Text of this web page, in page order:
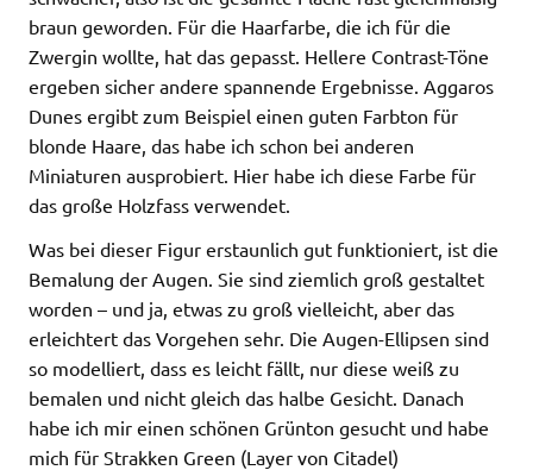
braun geworden. Für die Haarfarbe, die ich für die
Zwergin wollte, hat das gepasst. Hellere Contrast-Töne
ergeben sicher andere spannende Ergebnisse. Aggaros
Dunes ergibt zum Beispiel einen guten Farbton für
blonde Haare, das habe ich schon bei anderen
Miniaturen ausprobiert. Hier habe ich diese Farbe für
das große Holzfass verwendet.
Was bei dieser Figur erstaunlich gut funktioniert, ist die
Bemalung der Augen. Sie sind ziemlich groß gestaltet
worden – und ja, etwas zu groß vielleicht, aber das
erleichtert das Vorgehen sehr. Die Augen-Ellipsen sind
so modelliert, dass es leicht fällt, nur diese weiß zu
bemalen und nicht gleich das halbe Gesicht. Danach
habe ich mir einen schönen Grünton gesucht und habe
mich für Strakken Green (Layer von Citadel)